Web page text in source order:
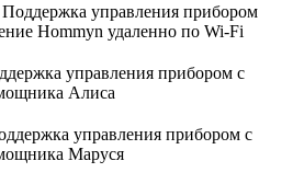
Поддержка управления прибором
Hommyn удаленно по Wi-Fi
управления прибором с
Алиса
управления прибором с
Маруся